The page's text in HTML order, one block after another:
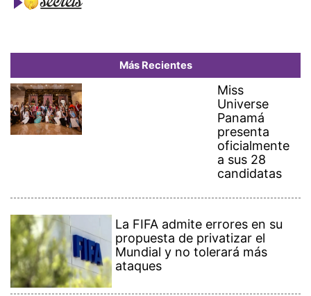
Más Recientes
Miss
Universe
Panamá
presenta
oficialmente
a sus 28
candidatas
La FIFA admite errores en su
propuesta de privatizar el
Mundial y no tolerará más
ataques